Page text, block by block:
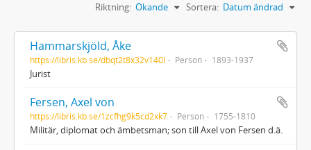
Sortera: Datum ändrad
Riktning: Ökande
Hammarskjöld, Åke
https://libris.kb.se/dbqt2t8x32v140l Person 1893-1937
Jurist
Fersen, Axel von
https://libris.kb.se/1zcfhg9k5cd2xk7 Person 1755-1810
Militär, diplomat och ämbetsman; son till Axel von Fersen d.ä.